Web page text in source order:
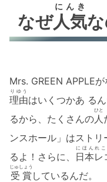
なぜ人気
にんき
Mrs. GREEN APPLE
理由
りゆう
はいくつかあ るん
るから、たくさんの 人
ひと
ンスホール」はストリ
るよ！さらに、 日本レ
にほんれ
受賞
じゅしょう
しているんだ。